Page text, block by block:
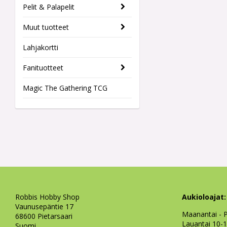
Pelit & Palapelit
Muut tuotteet
Lahjakortti
Fanituotteet
Magic The Gathering TCG
Robbis Hobby Shop
Vaunusepäntie 17
68600 Pietarsaari
Aukioloajat:
Maanantai -
Lauantai 10-